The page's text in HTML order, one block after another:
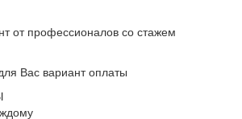
от профессионалов со стажем
Вас вариант оплаты